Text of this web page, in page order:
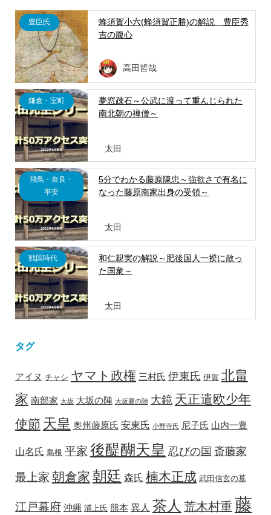
豊臣氏
蜂須賀小六(蜂須賀正勝)の解説 豊臣秀
吉の腹心
高田哲哉
鎌倉・室町
夢窓疎石～公武に渡って重んじられた
南北朝の禅僧～
太田
飛鳥・奈良・
平安
5分でわかる藤原陳忠～強欲さで有名に
なった藤原南家出身の受領～
太田
戦国時代
和仁親実の解説～肥後国人一揆に散っ
た国衆～
太田
タグ
アイヌ チャシ ヤマト政権 三村氏 伊東氏 伊賀 北畠
家 南部家 大坂 大坂の陣 大坂夏の陣 大鏡 天正遣欧少年
使節 天皇 奥州藤原氏 安東氏 小野寺氏 尼子氏 山内一豊
山名氏 島根 平家 後醍醐天皇 忍びの国 斎藤家
最上家 朝倉家 朝廷 森氏 楠木正成 武田信玄の墓
江戸幕府 沖縄 浦上氏 熊本 異人 茶人 荒木村重 藤